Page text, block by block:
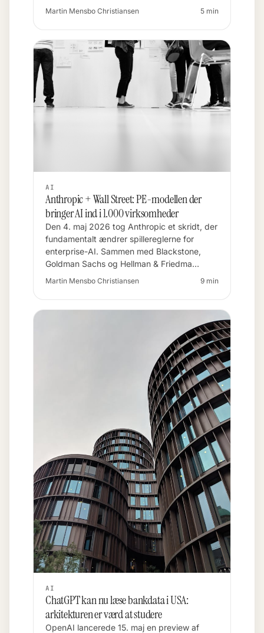
Martin Mensbo Christiansen 5 min
AI
Anthropic + Wall Street: PE-modellen der
bringer AI ind i 1.000 virksomheder
Den 4. maj 2026 tog Anthropic et skridt, der
fundamentalt ændrer spillereglerne for
enterprise-AI. Sammen med Blackstone,
Goldman Sachs og Hellman & Friedma…
Martin Mensbo Christiansen 9 min
AI
ChatGPT kan nu læse bankdata i USA:
arkitekturen er værd at studere
OpenAI lancerede 15. maj en preview af